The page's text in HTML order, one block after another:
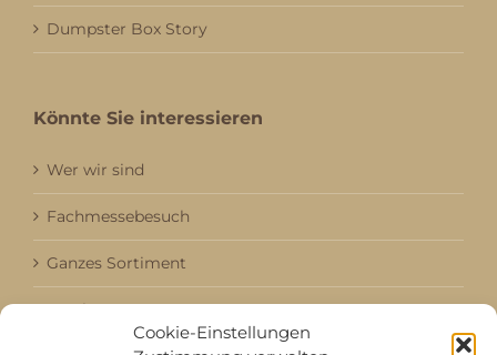
Cookie-Einstellungen
Dumpster Box Story
Könnte Sie interessieren
Wer wir sind
Fachmessebesuch
Ganzes Sortiment
Kataloge